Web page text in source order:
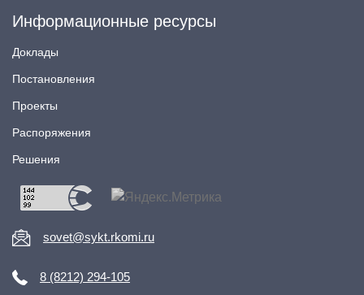
Информационные ресурсы
Доклады
Постановления
Проекты
Распоряжения
Решения
sovet@sykt.rkomi.ru
8 (8212) 294-105